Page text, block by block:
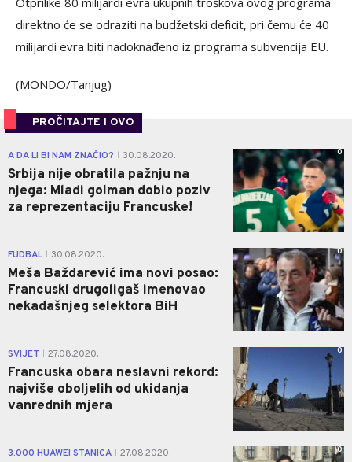
direktno će se odraziti na budžetski deficit, pri čemu će 40
milijardi evra biti nadoknađeno iz programa subvencija EU.
(MONDO/Tanjug)
PROČITAJTE I OVO
A DA LI BI NAM ZNAČIO? 30.08.2020.
Srbija nije obratila pažnju na
njega: Mladi golman dobio poziv
za reprezentaciju Francuske!
0
FUDBAL 30.08.2020.
Meša Baždarević ima novi posao:
Francuski drugoligaš imenovao
nekadašnjeg selektora BiH
0
SVIJET 27.08.2020.
Francuska obara neslavni rekord:
najviše oboljelih od ukidanja
vanrednih mjera
0
3.000 HUAWEI STANICA 27.08.2020. 0